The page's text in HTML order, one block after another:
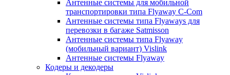
Антенные системы для мобильной
транспортировки типа Flyaway C-Com
Антенные системы типа Flyaways для
перевозки в багаже Satmisson
Антенные системы типа Flyaway
(мобильный вариант) Vislink
Антенные системы Flyaway
Кодеры и декодеры